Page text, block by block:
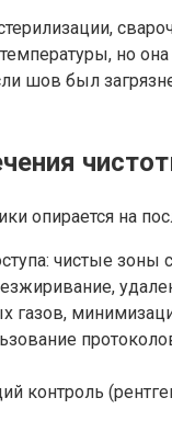
но
шов был
опирается на
чистые зоны
контроль